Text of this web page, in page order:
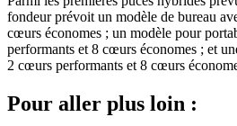
fondeur prévoit un modèle de bureau
cœurs économes ; un modèle pour
performants et 8 cœurs économes ; et
2 cœurs performants et 8 cœurs
Pour aller plus loin :